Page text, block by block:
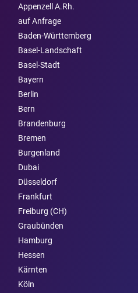
Appenzell A.Rh.
auf Anfrage
Baden-Württemberg
Basel-Landschaft
Basel-Stadt
Bayern
Berlin
Bern
Brandenburg
Bremen
Burgen­land
Dubai
Düsseldorf
Frankfurt
Freiburg (CH)
Graubünden
Hamburg
Hessen
Kärnten
Köln